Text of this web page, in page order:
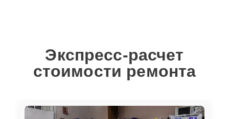
Экспресс-расчет
стоимости ремонта